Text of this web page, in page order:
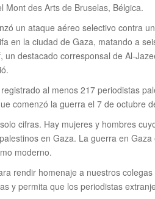
Mont des Arts de Bruselas, Bélgica.
un ataque aéreo selectivo contra
en la ciudad de Gaza, matando a
un destacado corresponsal de Al-
al menos 217 periodistas
comenzó la guerra el 7 de octubre
cifras. Hay mujeres y hombres
en Gaza. La guerra en
moderno.
rendir homenaje a nuestros
y permita que los periodistas